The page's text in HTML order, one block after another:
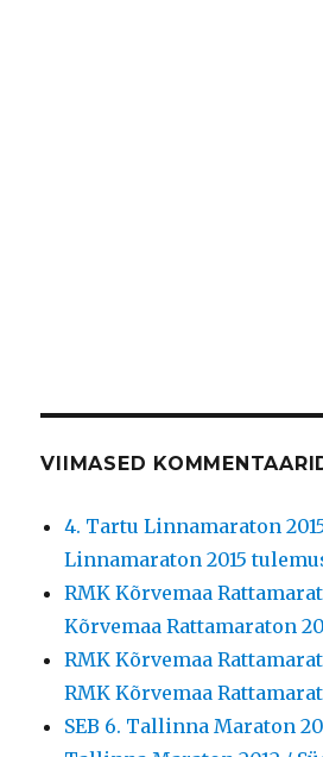
VIIMASED
4. Tartu Linnamaraton
Linnamaraton 2015
RMK Kõrvemaa
Kõrvemaa Rattamaraton
RMK Kõrvemaa
RMK Kõrvemaa
SEB 6. Tallinna Maraton